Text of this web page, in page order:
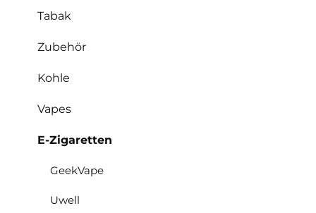
Tabak
Zubehör
Kohle
Vapes
E-Zigaretten
GeekVape
Uwell